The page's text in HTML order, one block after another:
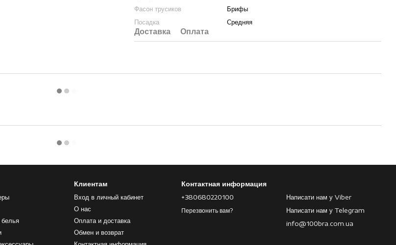
Фасон трусиков
Брифы
Посадка
Средняя
Доставка Оплата
Клиентам
Вход в личный кабинет
О нас
Оплата и доставка
Обмен и возврат
Контактная информация
+380680220100
Перезвонить вам?
Написати нам у Viber
Написати нам у Telegram
info@100bra.com.ua